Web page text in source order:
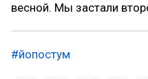
весной. Мы застали
#йопостум